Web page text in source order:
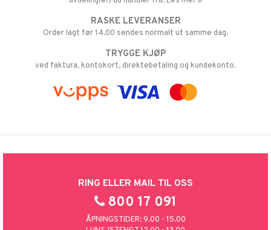
RASKE LEVERANSER
Order lagt før 14.00 sendes normalt ut samme dag.
TRYGGE KJØP
ved faktura, kontokort, direktebetaling og kundekonto.
RING ELLER MAIL TIL OSS
800 17 091
ÅPNINGSTIDER: 9.00 - 15.00